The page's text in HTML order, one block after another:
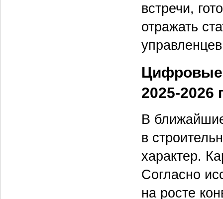
встречи,
отражать
Цифровые
2025-2026
В
в
характер.
Согласно
на росте